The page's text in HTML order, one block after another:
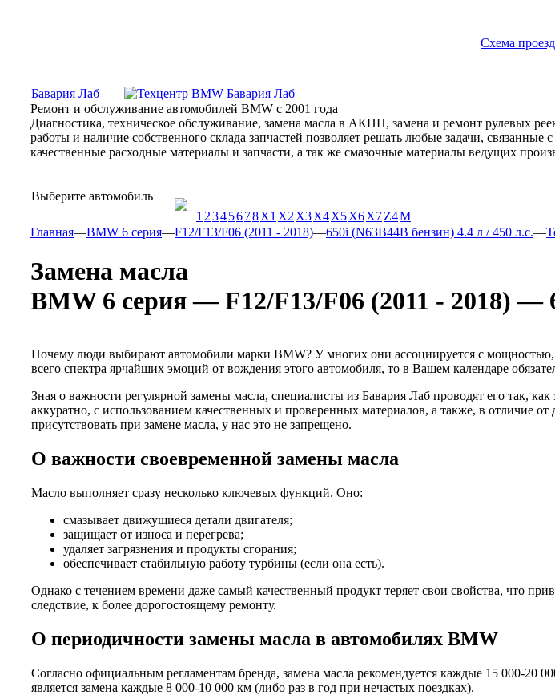
Схема
Бавария Лаб
Ремонт и обслуживание автомобилей BMW с 2001 года
Диагностика, техническое обслуживание, замена масла в АКПП, замена и ремонт рулевых
работы и наличие собственного склада запчастей позволяет решать любые задачи,
качественные расходные материалы и запчасти, а так же смазочные материалы ведущих
Выберите автомобиль
1 2345678X1 X2 X3X4X5X6X7Z4М
Главная—BMW 6 серия—F12/F13/F06 (2011 - 2018)—650i (N63B44B бензин) 4.4 л / 450 л.с.—
Замена масла
BMW 6 серия — F12/F13/F06 (2011 - 2018) —
Почему люди выбирают автомобили марки BMW? У многих они ассоциируется с
всего спектра ярчайших эмоций от вождения этого автомобиля, то в Вашем календаре
Зная о важности регулярной замены масла, специалисты из Бавария Лаб проводят его так,
аккуратно, с использованием качественных и проверенных материалов, а также, в отличие
присутствовать при замене масла, у нас это не запрещено.
О важности своевременной замены масла
Масло выполняет сразу несколько ключевых функций. Оно:
смазывает движущиеся детали двигателя;
защищает от износа и перегрева;
удаляет загрязнения и продукты сгорания;
обеспечивает стабильную работу турбины (если она есть).
Однако с течением времени даже самый качественный продукт теряет свои свойства, что
следствие, к более дорогостоящему ремонту.
О периодичности замены масла в автомобилях BMW
Согласно официальным регламентам бренда, замена масла рекомендуется каждые 15 000-
является замена каждые 8 000-10 000 км (либо раз в год при нечастых поездках).